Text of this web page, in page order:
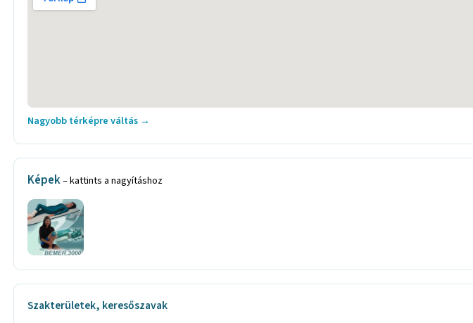
Nagyobb térképre váltás →
Képek– kattints a nagyításhoz
Szakterületek, keresőszavak